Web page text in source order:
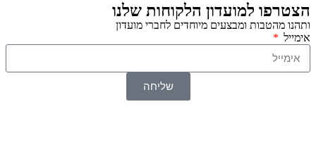
הצטרפו למועדון הלקוחות שלנו
ותהנו מהטבות ומבצעים מיוחדים לחברי מועדון
אימייל
שליחה